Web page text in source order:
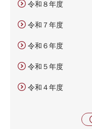
令和８年度
令和７年度
令和６年度
令和５年度
令和４年度